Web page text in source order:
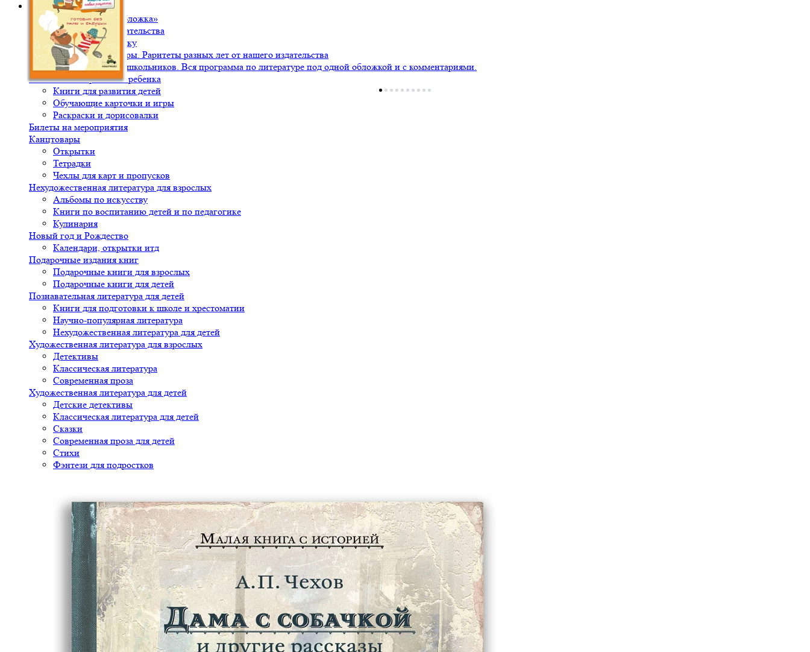
Книги
Издательство «Обложка»
Мероприятия издательства
Подарок школьнику
Ценные экземпляры. Раритеты разных лет от нашего издательства
Хрестоматии для школьников. Вся программа по литературе под одной обложкой и с комментариями.
Воспитание и развитие ребенка
Книги для развития детей
Обучающие карточки и игры
Раскраски и дорисовалки
Билеты на мероприятия
Канцтовары
Открытки
Тетрадки
Чехлы для карт и пропусков
Нехудожественная литература для взрослых
Альбомы по искусству
Книги по воспитанию детей и по педагогике
Кулинария
Новый год и Рождество
Календари, открытки итд
Подарочные издания книг
Подарочные книги для взрослых
Подарочные книги для детей
Познавательная литература для детей
Книги для подготовки к школе и хрестоматии
Научно-популярная литература
Нехудожественная литература для детей
Художественная литература для взрослых
Детективы
Классическая литература
Современная проза
Художественная литература для детей
Детские детективы
Классическая литература для детей
Сказки
Современная проза для детей
Стихи
Фэнтези для подростков